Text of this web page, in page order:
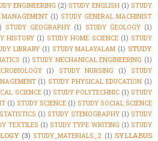
ENGINEERING (2) STUDY ENGLISH (1) STUDY
MANAGEMENT (1) STUDY GENERAL MACHINIST
STUDY GEOGRAPHY (1) STUDY GEOLOGY (1)
HISTORY (1) STUDY HOME SCIENCE (1) STUDY
LIBRARY (1) STUDY MALAYALAM (1) STUDY
(1) STUDY MECHANICAL ENGINEERING (1)
(1) STUDY NURSING (1)
STUDY
(1) STUDY PHYSICAL EDUCATION (1)
SCIENCE (1) STUDY POLYTECHNIC (1) STUDY
(1) STUDY SCIENCE (1) STUDY SOCIAL SCIENCE
(1) STUDY STENOGRAPHY (1) STUDY
TEXTILES (1) STUDY TYPE WRITING (1) STUDY
(3) STUDY_MATERIALS_2 (1) SYLLABUS